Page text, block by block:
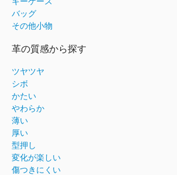
バッグ
その他小物
革の質感から探す
ツヤツヤ
シボ
かたい
やわらか
薄い
厚い
型押し
変化が楽しい
傷つきにくい